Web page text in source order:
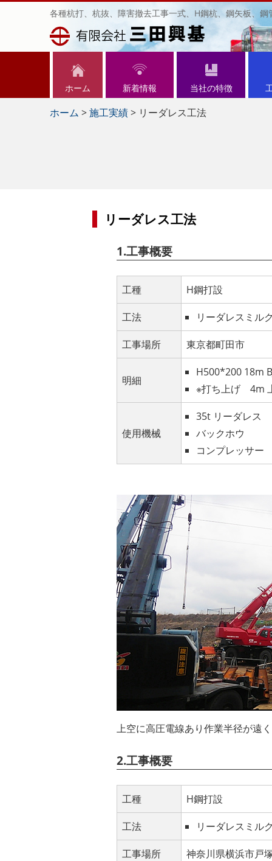
各種杭打、杭抜、障害撤去工事一式、H鋼杭、鋼矢板、
ホーム 新着情報 当社の特徴
ホーム >施工実績> リーダレス工法
リーダレス工法
1.工事概要
工種 H鋼打設
工法 リーダレスミル
工事場所 東京都町田市
明細
H500*200 18m
※打ち上げ 4m
使用機械
35t リーダレス
バックホウ
コンプレッサー
上空に高圧電線あり作業半径が遠
2.工事概要
工種 H鋼打設
工法 リーダレスミル
工事場所 神奈川県横浜市戸